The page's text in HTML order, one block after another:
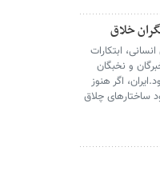
خلاق
ابتکارات
و نخبگان
اگر هنوز
ساختارهای چلاق